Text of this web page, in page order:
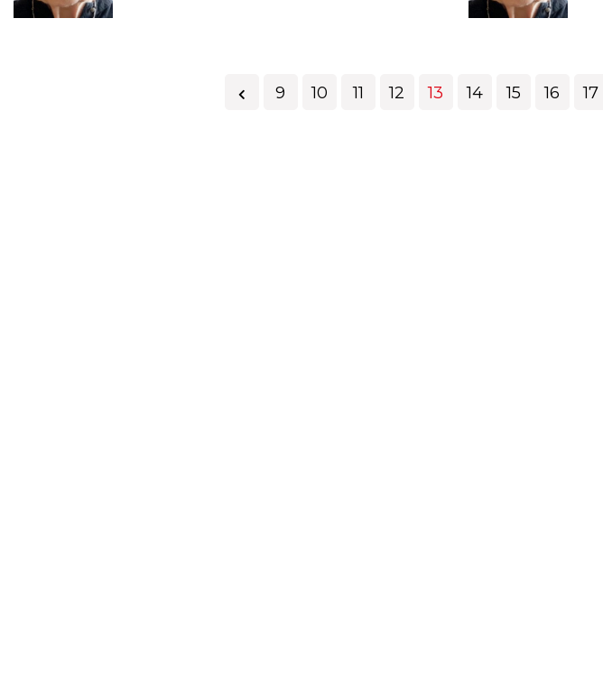
9 10 11 12 13 14 15 16 17